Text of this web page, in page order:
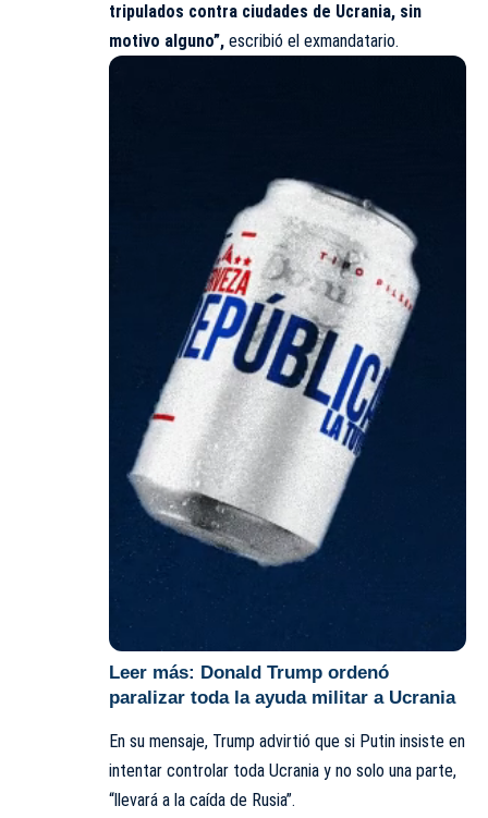
tripulados contra ciudades de Ucrania, sin
motivo alguno”, escribió el exmandatario.
Leer más: Donald Trump ordenó
paralizar toda la ayuda militar a Ucrania
En su mensaje, Trump advirtió que si Putin insiste en
intentar controlar toda Ucrania y no solo una parte,
“llevará a la caída de Rusia”.